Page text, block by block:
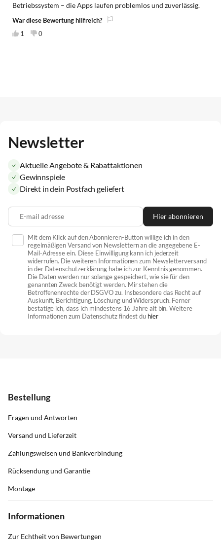
Betriebssystem – die Apps laufen problemlos und zuverlässig.
War diese Bewertung hilfreich?
1
0
Newsletter
Aktuelle Angebote & Rabattaktionen
Gewinnspiele
Direkt in dein Postfach geliefert
E-mail adresse Hier abonnieren
Mit dem Klick auf den Abonnieren-Button willige ich in den
regelmäßigen Versand von Newslettern an die angegebene E-
Mail-Adresse ein. Diese Einwilligung kann ich jederzeit
widerrufen. Die weiteren Informationen zum Newsletterversand
in der Datenschutzerklärung habe ich zur Kenntnis genommen.
Die Daten werden nur solange gespeichert, wie sie für den
genannten Zweck benötigt werden. Mir stehen die
Betroffenenrechte der DSGVO zu. Insbesondere das Recht auf
Auskunft, Berichtigung, Löschung und Widerspruch. Ferner
bestätige ich, dass ich mindestens 16 Jahre alt bin. Weitere
Informationen zum Datenschutz findest du hier
Bestellung
Fragen und Antworten
Versand und Lieferzeit
Zahlungsweisen und Bankverbindung
Rücksendung und Garantie
Montage
Informationen
Zur Echtheit von Bewertungen